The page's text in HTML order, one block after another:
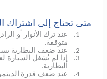
متى تحتاج إلى اشتراك
1.
عند ترك الأنوار أو
متوقفة.
2. عند ضعف البطارية
3.
إذا لم تُشغل السيارة
البطارية.
4. عند ضعف قدرة